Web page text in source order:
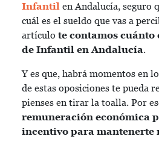
Infantil en Andalucía, seguro
cuál es el sueldo que vas a
artículo te contamos cuánto
de Infantil en Andalucía.
Y es que, habrá momentos en
de estas oposiciones te pueda
pienses en tirar la toalla. Por
remuneración económica
incentivo para mantenerte